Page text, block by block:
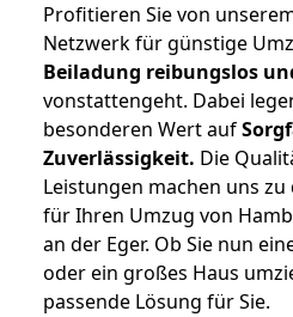
Profitieren Sie von
Netzwerk für günstige
Beiladung reibungslos
vonstattengeht. Dabei
besonderen Wert auf
Zuverlässigkeit. Die
Leistungen machen uns
für Ihren Umzug von
an der Eger. Ob Sie nun
oder ein großes Haus
passende Lösung für Sie.